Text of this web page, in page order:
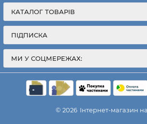
КАТАЛОГ ТОВАРІВ
ПІДПИСКА
МИ У СОЦМЕРЕЖАХ:
© 2026 Інтернет-магазин на